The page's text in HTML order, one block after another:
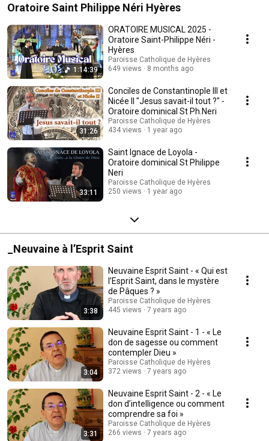
Oratoire Saint Philippe Néri Hyères
1:14:39
ORATOIRE MUSICAL 2025 -
Oratoire Saint-Philippe Néri -
Hyères
Paroisse Catholique de Hyères
649 views
8 months ago
31:26
Conciles de Constantinople III et
Nicée II "Jesus savait-il tout ?" -
Oratoire dominical St Ph.Neri
Paroisse Catholique de Hyères
434 views
1 year ago
33:11
Saint Ignace de Loyola -
Oratoire dominical St Philippe
Neri
Paroisse Catholique de Hyères
250 views
1 year ago
_Neuvaine à l’Esprit Saint
3:38
Neuvaine Esprit Saint - « Qui est
l’Esprit Saint, dans le mystère
de Pâques ? »
Paroisse Catholique de Hyères
445 views
7 years ago
3:04
Neuvaine Esprit Saint - 1 - « Le
don de sagesse ou comment
contempler Dieu »
Paroisse Catholique de Hyères
372 views
7 years ago
3:31
Neuvaine Esprit Saint - 2 - « Le
don d’intelligence ou comment
comprendre sa foi »
Paroisse Catholique de Hyères
266 views
7 years ago